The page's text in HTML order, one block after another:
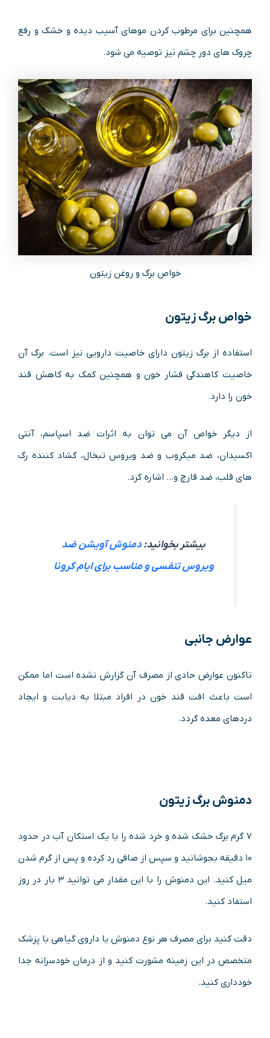
همچنین برای مرطوب کردن موهای آسیب دیده و خشک و رفع
چروک های دور چشم نیز توصیه می شود.
خواص برگ و روغن زیتون
خواص برگ زیتون
استفاده از برگ زیتون دارای خاصیت دارویی نیز است. برگ آن
خاصیت کاهندگی فشار خون و همچنین کمک به کاهش قند
خون را دارد.
از دیگر خواص آن می توان به اثرات ضد اسپاسم، آنتی
اکسیدان، ضد میکروب و ضد ویروس تبخال، گشاد کننده رگ
های قلب، ضد قارچ و… اشاره کرد.
بیشتر بخوانید:دمنوش آویشن ضد
ویروس تنفسی و مناسب برای ایام کرونا
عوارض جانبی
تاکنون عوارض حادی از مصرف آن گزارش نشده است اما ممکن
است باعث افت قند خون در افراد مبتلا به دیابت و ایجاد
دردهای معده گردد.
دمنوش برگ زیتون
۷ گرم برگ خشک شده و خرد شده را با یک استکان آب در حدود
۱۰ دقیقه بجوشانید و سپس از صافی رد کرده و پس از گرم شدن
میل کنید. این دمنوش را با این مقدار می توانید ۳ بار در روز
استفاد کنید.
دقت کنید برای مصرف هر نوع دمنوش یا داروی گیاهی با پزشک
متخصص در این زمینه مشورت کنید و از درمان خودسرانه جدا
خودداری کنید.